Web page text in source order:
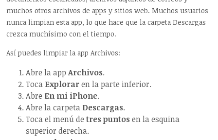
muchos otros archivos de apps y sitios web. Muchos usuarios
nunca limpian esta app, lo que hace que la carpeta Descargas
crezca muchísimo con el tiempo.
Así puedes limpiar la app Archivos:
Abre la appArchivos.
Toca Exploraren la parte inferior.
Abre En mi iPhone.
Abre la carpeta Descargas.
Toca el menú detres puntosen la esquina
superior derecha.